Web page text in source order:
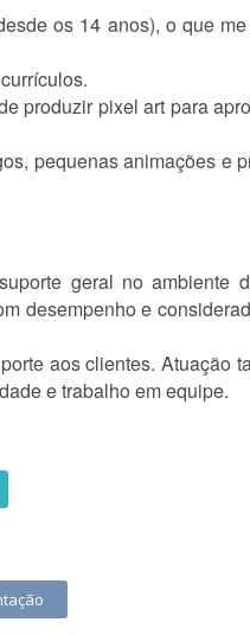
os 14 anos), o que
produzir pixel art para
pequenas animações e
geral no ambiente
desempenho e
aos clientes. Atuação
e trabalho em equipe.